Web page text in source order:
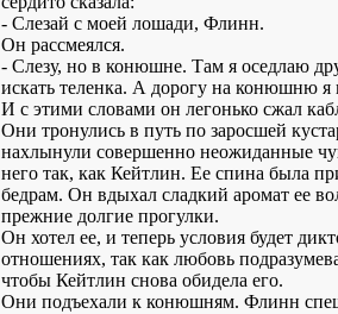
- Слезай с моей лошади, Флинн.
Он рассмеялся.
- Слезу, но в конюшне. Там я оседлаю
искать теленка. А дорогу на конюшню я
И с этими словами он легонько сжал
Они тронулись в путь по заросшей
нахлынули совершенно неожиданные
него так, как Кейтлин. Ее спина была
бедрам. Он вдыхал сладкий аромат ее
прежние долгие прогулки.
Он хотел ее, и теперь условия будет
отношениях, так как любовь
чтобы Кейтлин снова обидела его.
Они подъехали к конюшням. Флинн